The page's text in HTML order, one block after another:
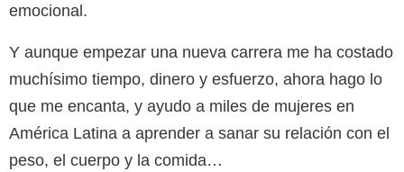
emocional.
Y aunque empezar una nueva carrera me ha costado
muchísimo tiempo, dinero y esfuerzo, ahora hago lo
que me encanta, y ayudo a miles de mujeres en
América Latina a aprender a sanar su relación con el
peso, el cuerpo y la comida…